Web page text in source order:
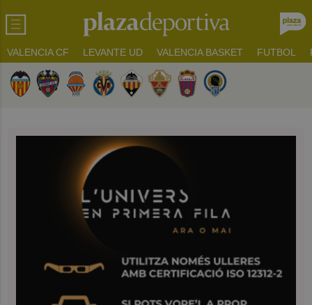
VALENCIA CF LEVANTE UD VALENCIA BASKET FUTBOL